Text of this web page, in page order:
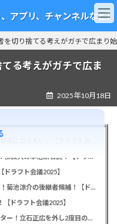
アプリ、チャンネルなど】
を切り捨てる考えがガチで広まり
る考えがガチで広ま
2025年10月18日
カープドラ5赤木晴哉！191cm最速153キロ！佛教大の本格派右腕！【ドラフト会議2025】
ラフト会議2025】
カープドラ3勝田成！近畿大163cmセカンド！菊池涼介の後継者候補！【ドラフト会議2025】
ドラフト会議2025】
カープドラ1平川蓮！187cmのスイッチヒッター！立石正広を外し2度目の重複も新井監督がクジを引き当てる！【ドラフト会議2025】